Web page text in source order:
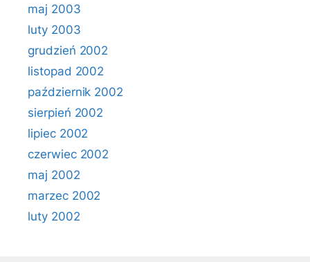
maj 2003
luty 2003
grudzień 2002
listopad 2002
październik 2002
sierpień 2002
lipiec 2002
czerwiec 2002
maj 2002
marzec 2002
luty 2002